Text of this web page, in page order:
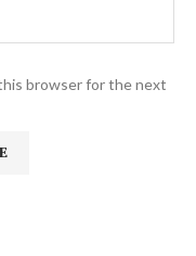
browser for the next